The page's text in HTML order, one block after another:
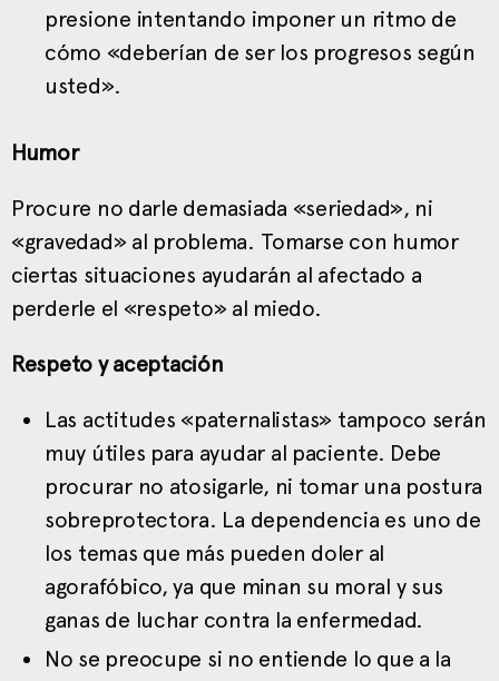
presione intentando imponer un ritmo de
cómo «deberían de ser los progresos según
usted».
Humor
Procure no darle demasiada «seriedad», ni
«gravedad» al problema. Tomarse con humor
ciertas situaciones ayudarán al afectado a
perderle el «respeto» al miedo.
Respeto y aceptación
Las actitudes «paternalistas» tampoco serán
muy útiles para ayudar al paciente. Debe
procurar no atosigarle, ni tomar una postura
sobreprotectora. La dependencia es uno de
los temas que más pueden doler al
agorafóbico, ya que minan su moral y sus
ganas de luchar contra la enfermedad.
No se preocupe si no entiende lo que a la